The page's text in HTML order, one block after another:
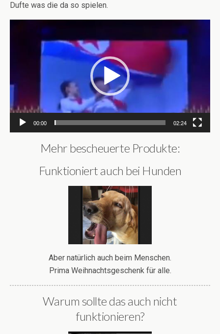
Dufte was die da so spielen.
00:00 02:24
Mehr bescheuerte Produkte:
Funktioniert auch bei Hunden
Aber natürlich auch beim Menschen.
Prima Weihnachtsgeschenk für alle.
Warum sollte das auch nicht
funktionieren?